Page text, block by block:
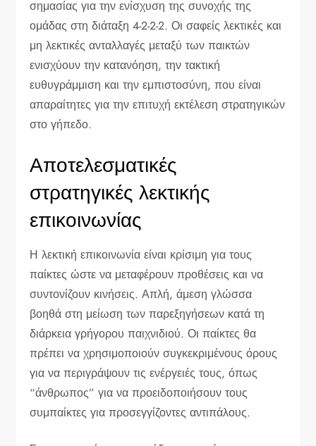
σημασίας για την ενίσχυση της συνοχής της
ομάδας στη διάταξη 4-2-2-2. Οι σαφείς λεκτικές και
μη λεκτικές ανταλλαγές μεταξύ των παικτών
ενισχύουν την κατανόηση, την τακτική
ευθυγράμμιση και την εμπιστοσύνη, που είναι
απαραίτητες για την επιτυχή εκτέλεση στρατηγικών
στο γήπεδο.
Αποτελεσματικές
στρατηγικές λεκτικής
επικοινωνίας
Η λεκτική επικοινωνία είναι κρίσιμη για τους
παίκτες ώστε να μεταφέρουν προθέσεις και να
συντονίζουν κινήσεις. Απλή, άμεση γλώσσα
βοηθά στη μείωση των παρεξηγήσεων κατά τη
διάρκεια γρήγορου παιχνιδιού. Οι παίκτες θα
πρέπει να χρησιμοποιούν συγκεκριμένους όρους
για να περιγράψουν τις ενέργειές τους, όπως
“άνθρωπος” για να προειδοποιήσουν τους
συμπαίκτες για προσεγγίζοντες αντιπάλους.